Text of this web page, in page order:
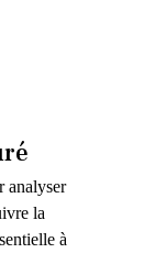
analyser
la
à